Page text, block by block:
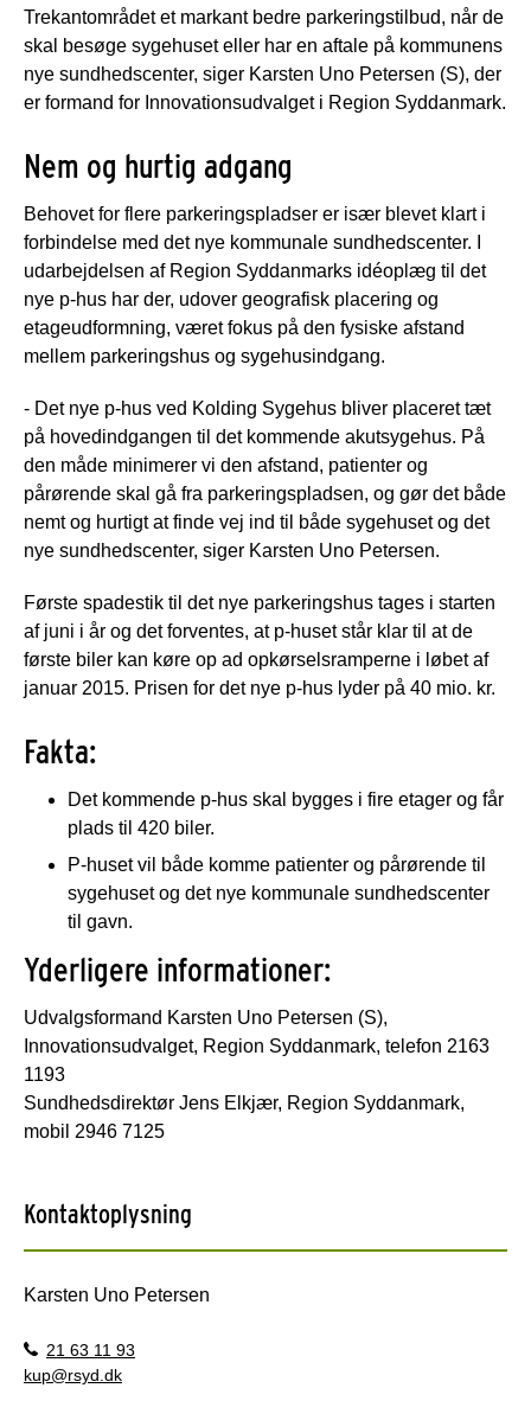
Trekantområdet et markant bedre parkeringstilbud, når de
skal besøge sygehuset eller har en aftale på kommunens
nye sundhedscenter, siger Karsten Uno Petersen (S), der
er formand for Innovationsudvalget i Region Syddanmark.
Nem og hurtig adgang
Behovet for flere parkeringspladser er især blevet klart i
forbindelse med det nye kommunale sundhedscenter. I
udarbejdelsen af Region Syddanmarks idéoplæg til det
nye p-hus har der, udover geografisk placering og
etageudformning, været fokus på den fysiske afstand
mellem parkeringshus og sygehusindgang.
- Det nye p-hus ved Kolding Sygehus bliver placeret tæt
på hovedindgangen til det kommende akutsygehus. På
den måde minimerer vi den afstand, patienter og
pårørende skal gå fra parkeringspladsen, og gør det både
nemt og hurtigt at finde vej ind til både sygehuset og det
nye sundhedscenter, siger Karsten Uno Petersen.
Første spadestik til det nye parkeringshus tages i starten
af juni i år og det forventes, at p-huset står klar til at de
første biler kan køre op ad opkørselsramperne i løbet af
januar 2015. Prisen for det nye p-hus lyder på 40 mio. kr.
Fakta:
Det kommende p-hus skal bygges i fire etager og får
plads til 420 biler.
P-huset vil både komme patienter og pårørende til
sygehuset og det nye kommunale sundhedscenter
til gavn.
Yderligere informationer:
Udvalgsformand Karsten Uno Petersen (S),
Innovationsudvalget, Region Syddanmark, telefon 2163
1193
Sundhedsdirektør Jens Elkjær, Region Syddanmark,
mobil 2946 7125
Kontaktoplysning
Karsten Uno Petersen
21 63 11 93
kup@rsyd.dk